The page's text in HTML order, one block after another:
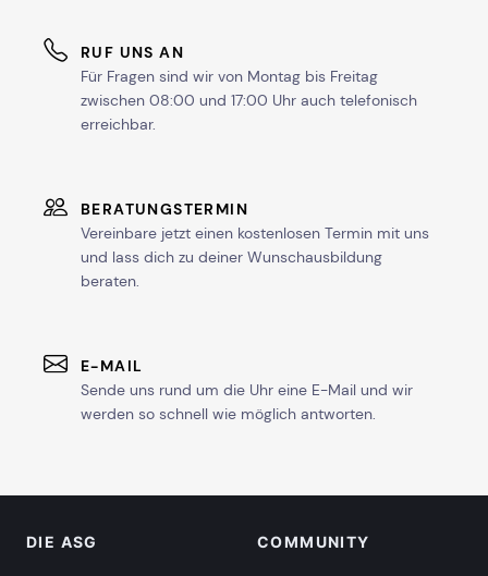
RUF UNS AN
Für Fragen sind wir von Montag bis Freitag
zwischen 08:00 und 17:00 Uhr auch telefonisch
erreichbar.
BERATUNGSTERMIN
Vereinbare jetzt einen kostenlosen Termin mit uns
und lass dich zu deiner Wunschausbildung
beraten.
E-MAIL
Sende uns rund um die Uhr eine E-Mail und wir
werden so schnell wie möglich antworten.
DIE ASG COMMUNITY